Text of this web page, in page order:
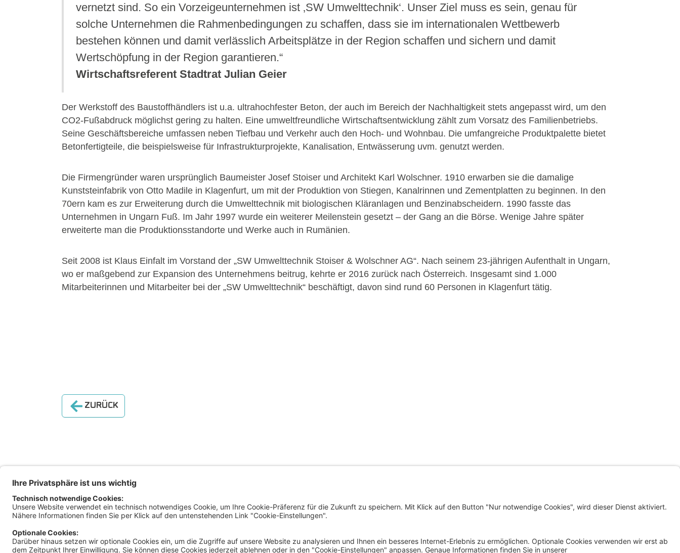
vernetzt sind. So ein Vorzeigeunternehmen ist ‚SW Umwelttechnik‘. Unser Ziel muss es sein, genau für
solche Unternehmen die Rahmenbedingungen zu schaffen, dass sie im internationalen Wettbewerb
bestehen können und damit verlässlich Arbeitsplätze in der Region schaffen und sichern und damit
Wertschöpfung in der Region garantieren.“
Wirtschaftsreferent Stadtrat Julian Geier
Der Werkstoff des Baustoffhändlers ist u.a. ultrahochfester Beton, der auch im Bereich der Nachhaltigkeit stets angepasst wird, um den
CO2-Fußabdruck möglichst gering zu halten. Eine umweltfreundliche Wirtschaftsentwicklung zählt zum Vorsatz des Familienbetriebs.
Seine Geschäftsbereiche umfassen neben Tiefbau und Verkehr auch den Hoch- und Wohnbau. Die umfangreiche Produktpalette bietet
Betonfertigteile, die beispielsweise für Infrastrukturprojekte, Kanalisation, Entwässerung uvm. genutzt werden.
Die Firmengründer waren ursprünglich Baumeister Josef Stoiser und Architekt Karl Wolschner. 1910 erwarben sie die damalige
Kunststeinfabrik von Otto Madile in Klagenfurt, um mit der Produktion von Stiegen, Kanalrinnen und Zementplatten zu beginnen. In den
70ern kam es zur Erweiterung durch die Umwelttechnik mit biologischen Kläranlagen und Benzinabscheidern. 1990 fasste das
Unternehmen in Ungarn Fuß. Im Jahr 1997 wurde ein weiterer Meilenstein gesetzt – der Gang an die Börse. Wenige Jahre später
erweiterte man die Produktionsstandorte und Werke auch in Rumänien.
Seit 2008 ist Klaus Einfalt im Vorstand der „SW Umwelttechnik Stoiser & Wolschner AG“. Nach seinem 23-jährigen Aufenthalt in Ungarn,
wo er maßgebend zur Expansion des Unternehmens beitrug, kehrte er 2016 zurück nach Österreich. Insgesamt sind 1.000
Mitarbeiterinnen und Mitarbeiter bei der „SW Umwelttechnik“ beschäftigt, davon sind rund 60 Personen in Klagenfurt tätig.
ZURÜCK
Magistrat der Landeshauptstadt
Rathaus, Neuer Platz 1
SERVICE KLAGENFURT WOHNEN